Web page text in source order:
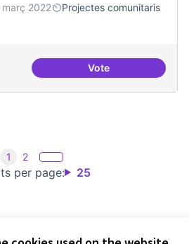
març 2022
Projectes comunitaris
VoteArtenea
per page: 25
1 2